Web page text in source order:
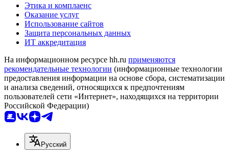
Этика и комплаенс
Оказание услуг
Использование сайтов
Защита персональных данных
ИТ аккредитация
На информационном ресурсе hh.ru применяются
рекомендательные технологии (информационные технологии
предоставления информации на основе сбора, систематизации
и анализа сведений, относящихся к предпочтениям
пользователей сети «Интернет», находящихся на территории
Российской Федерации)
Русский